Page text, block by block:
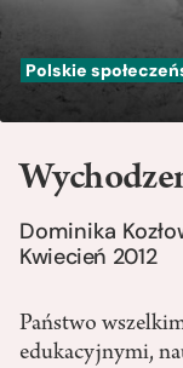
Polskie
Dominika
Kwiecień 2012
Państwo
edukacyjnymi,